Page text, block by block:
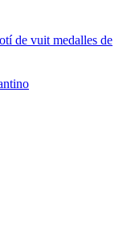
de vuit medalles de